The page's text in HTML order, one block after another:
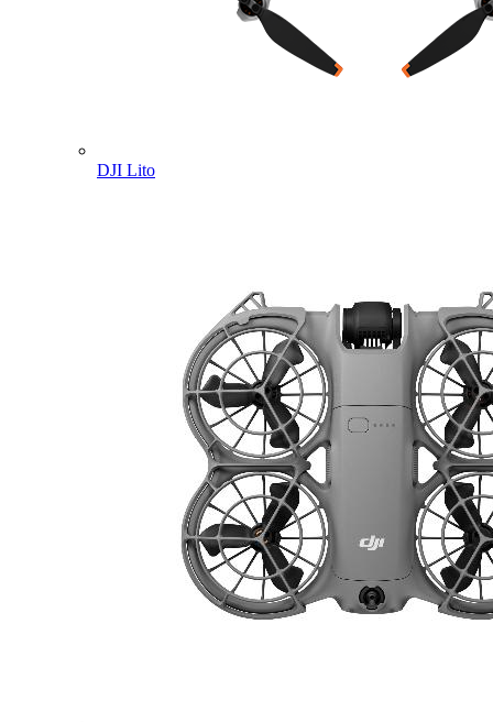
DJI Lito